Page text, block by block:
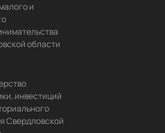
и
области
инвестиций
Свердловской